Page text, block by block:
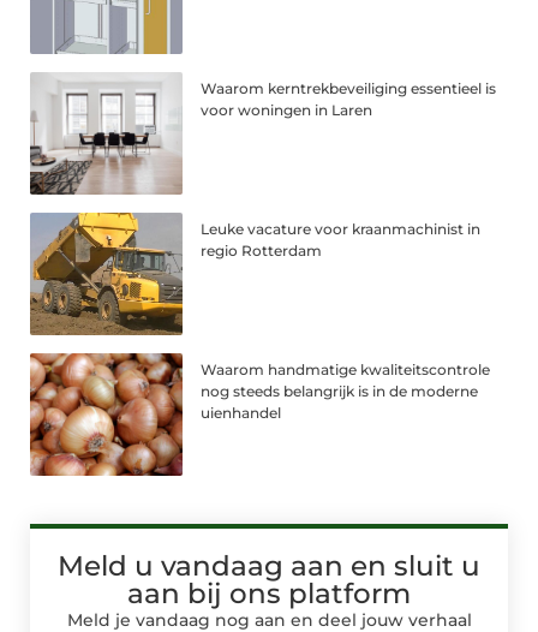
Waarom kerntrekbeveiliging essentieel is
voor woningen in Laren
Leuke vacature voor kraanmachinist in
regio Rotterdam
Waarom handmatige kwaliteitscontrole
nog steeds belangrijk is in de moderne
uienhandel
Meld u vandaag aan en sluit u
aan bij ons platform
Meld je vandaag nog aan en deel jouw verhaal